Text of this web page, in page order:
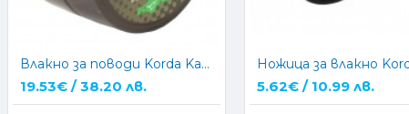
Влакно за поводи Korda Kamo Coated
19.53€ / 38.20 лв. 5.62€ / 10.99 лв.